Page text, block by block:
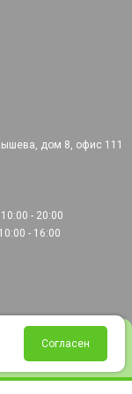
Избранное Корзина
дом 8, офис 111
- 20:00
- 16:00
Согласен